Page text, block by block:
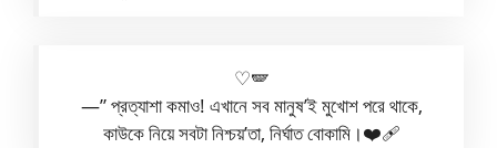
♡🪽‎‎
—” প্রত্যাশা কমাও! এখানে সব মানুষ’ই মুখোশ পরে থাকে,
কাউকে নিয়ে সবটা নিশ্চয়’তা, নির্ঘাত বোকামি।❤️‍🩹